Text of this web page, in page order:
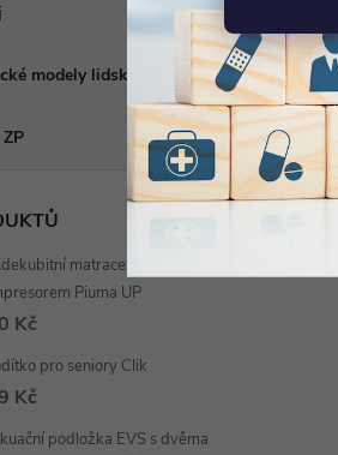
modely lidského těla
matrace s
Piuma UP
Kč
pro seniory Clik
Kč
podložka EVS s dvěma